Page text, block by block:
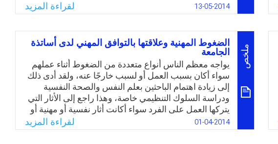
رغم الاهتمام العالمي بضرورة استخدام التكنولوجيا الحديثة
في التدريس الجامعي، واهتمام وزارة التعليم العالي
بسلطنة عمان بتوفير مستلزمات التكنولوجيا في كليات
العلوم التطبيقية. جاءت فكرة الدراسة بغيّة التعرّف على
واقع استخدام أعضاء هيئة التدريس للتكنولوجيا الحديثة عند
تدريس مقرر مهارات اللغة العربية ومعوقات استخدامها.
WhatsApp
Facebook
Twitter
Email
13-05-2014 لقراءة المزيد
ملخص
الضغوط المهنية وعلاقتها بالتوافق المهني لدى أساتذة
الجامعة
يواجه معظم الناس أنواع متعددة من الضغوط أثناء عملهم
سواء أكان بسبب العمل أو لسبب خارجًا عنه، ولقد أدى ذلك
إلى زيادة اهتمام الباحثين بعلم النفس والصحة النفسية
ودراسة السلوك التنظيمي خاصة، وهذا راجع إلى الأثار التي
يتركها العمل على الفرد سواء أكانت أثار نفسية أو مهنية أو
سلوكية وسواء كانت في البيت أو العمل أو الشارع. ومن هنا
فان دراسة موضوع الضغوط وعلاقتها بالتوافق المهني
01-04-2014 لقراءة المزيد